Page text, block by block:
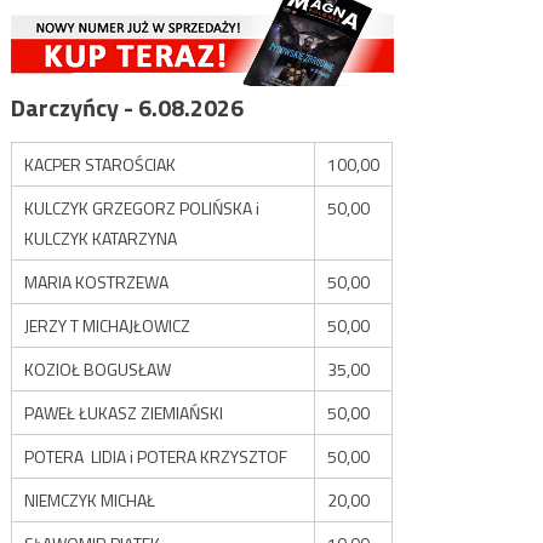
Darczyńcy - 6.08.2026
KACPER STAROŚCIAK
100,00
KULCZYK GRZEGORZ POLIŃSKA i
KULCZYK KATARZYNA
50,00
MARIA KOSTRZEWA
50,00
JERZY T MICHAJŁOWICZ
50,00
KOZIOŁ BOGUSŁAW
35,00
PAWEŁ ŁUKASZ ZIEMIAŃSKI
50,00
POTERA LIDIA i POTERA KRZYSZTOF
50,00
NIEMCZYK MICHAŁ
20,00